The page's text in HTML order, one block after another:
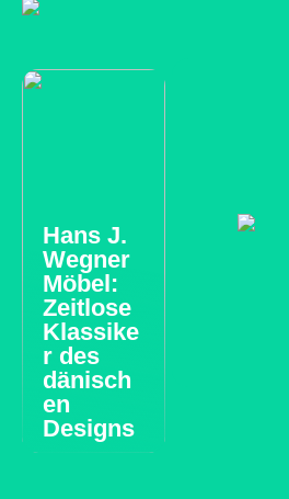
Hans J.
Wegner
Möbel:
Zeitlose
Klassike
r des
dänisch
en
Designs